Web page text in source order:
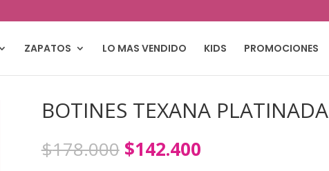
ZAPATOS LO MAS VENDIDO KIDS PROMOCIONES
BOTINES TEXANA PLATINADA
$178.000 El
precio
$142.400El